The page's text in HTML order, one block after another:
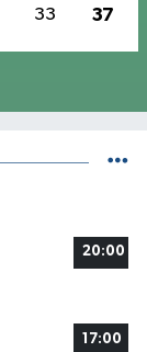
33 37
20:00
17:00